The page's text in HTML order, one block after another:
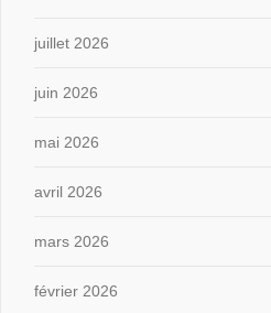
juillet 2026
juin 2026
mai 2026
avril 2026
mars 2026
février 2026